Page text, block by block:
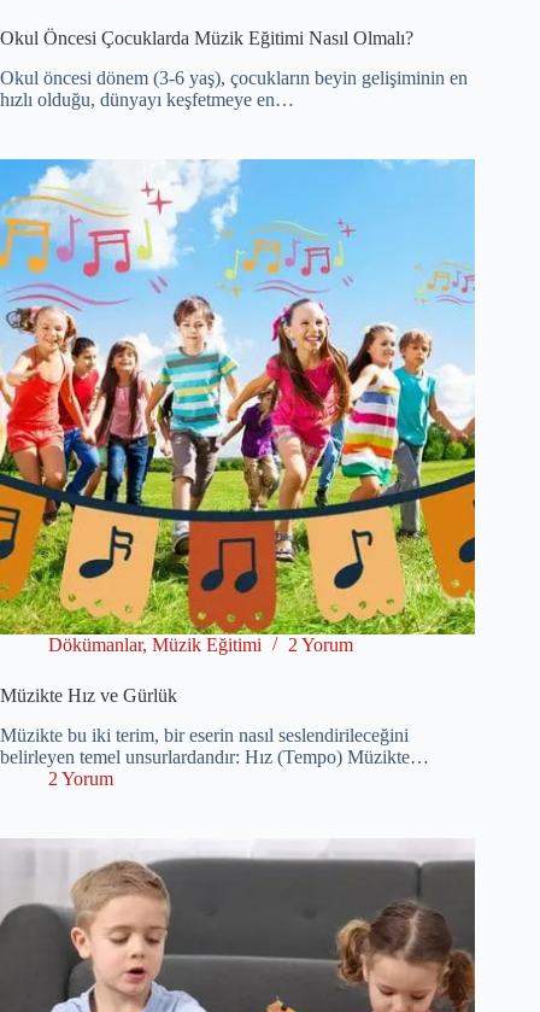
Okul Öncesi Çocuklarda Müzik Eğitimi Nasıl Olmalı?
Okul öncesi dönem (3-6 yaş), çocukların beyin gelişiminin en
hızlı olduğu, dünyayı keşfetmeye en…
Dökümanlar, Müzik Eğitimi 2 Yorum
Müzikte Hız ve Gürlük
Müzikte bu iki terim, bir eserin nasıl seslendirileceğini
belirleyen temel unsurlardandır: Hız (Tempo) Müzikte…
2 Yorum